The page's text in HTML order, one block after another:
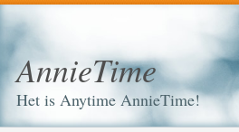
AnnieTime
Het is Anytime AnnieTime!